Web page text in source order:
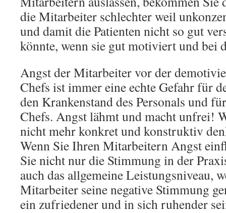
die Mitarbeiter schlechter weil
und damit die Patienten nicht so gut
könnte, wenn sie gut motiviert und bei
Angst der Mitarbeiter vor der
Chefs ist immer eine echte Gefahr für
den Krankenstand des Personals und
Chefs. Angst lähmt und macht unfrei!
nicht mehr konkret und konstruktiv
Wenn Sie Ihren Mitarbeitern Angst
Sie nicht nur die Stimmung in der
auch das allgemeine Leistungsniveau,
Mitarbeiter seine negative Stimmung
ein zufriedener und in sich ruhender